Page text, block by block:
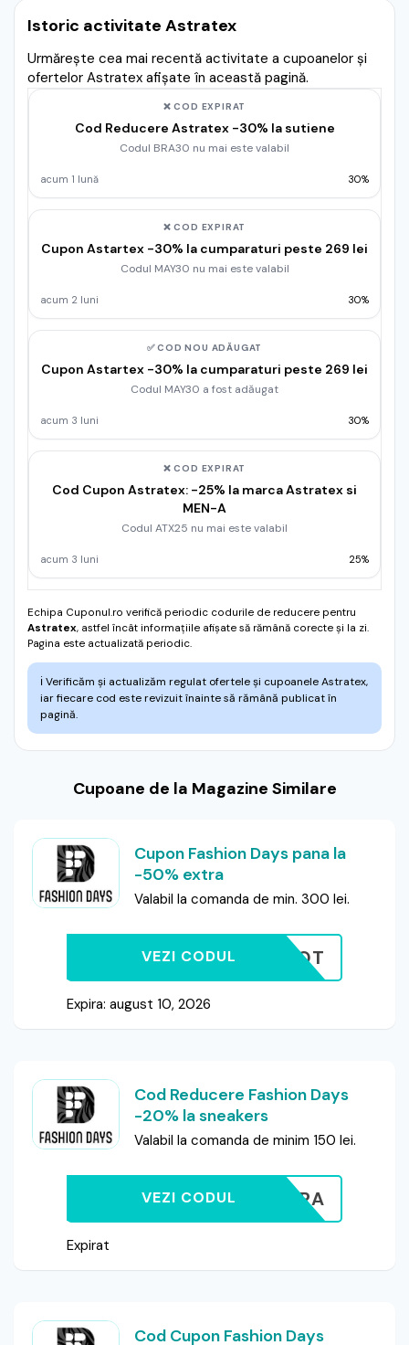
Istoric activitate Astratex
Urmărește cea mai recentă activitate a cupoanelor și
ofertelor Astratex afișate în această pagină.
❌ COD EXPIRAT
Cod Reducere Astratex -30% la sutiene
Codul BRA30 nu mai este valabil
acum 1 lună 30%
❌ COD EXPIRAT
Cupon Astartex -30% la cumparaturi peste 269 lei
Codul MAY30 nu mai este valabil
acum 2 luni 30%
✅ COD NOU ADĂUGAT
Cupon Astartex -30% la cumparaturi peste 269 lei
Codul MAY30 a fost adăugat
acum 3 luni 30%
❌ COD EXPIRAT
Cod Cupon Astratex: -25% la marca Astratex si
MEN-A
Codul ATX25 nu mai este valabil
acum 3 luni 25%
Echipa Cuponul.ro verifică periodic codurile de reducere pentru
Astratex, astfel încât informațiile afișate să rămână corecte și la zi.
Pagina este actualizată periodic.
ℹ️ Verificăm și actualizăm regulat ofertele și cupoanele Astratex,
iar fiecare cod este revizuit înainte să rămână publicat în
pagină.
Cupoane de la Magazine Similare
Cupon Fashion Days pana la
-50% extra
Valabil la comanda de min. 300 lei.
HOT
VEZI CODUL
Expira: august 10, 2026
Cod Reducere Fashion Days
-20% la sneakers
Valabil la comanda de minim 150 lei.
20EXTRA
VEZI CODUL
Expirat
Cod Cupon Fashion Days